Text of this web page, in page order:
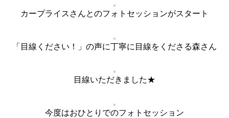
カープライスさんとのフォトセッションがスタート
「目線ください！」の声に丁寧に目線をくださる森さん
目線いただきました★
今度はおひとりでのフォトセッション